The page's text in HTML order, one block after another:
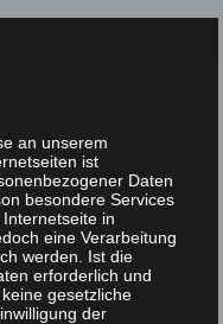
an unserem
ist
Daten
besondere Services
in
eine Verarbeitung
werden. Ist die
erforderlich und
gesetzliche
der